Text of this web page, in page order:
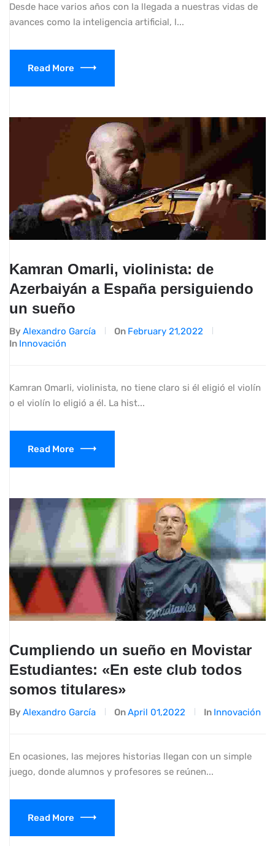
Desde hace varios años con la llegada a nuestras vidas de
avances como la inteligencia artificial, l...
Read More
Kamran Omarli, violinista: de
Azerbaiyán a España persiguiendo
un sueño
By Alexandro García On February 21,2022
In Innovación
Kamran Omarli, violinista, no tiene claro si él eligió el violín
o el violín lo eligió a él. La hist...
Read More
Cumpliendo un sueño en Movistar
Estudiantes: «En este club todos
somos titulares»
By Alexandro García OnApril 01,2022 In Innovación
En ocasiones, las mejores historias llegan con un simple
juego, donde alumnos y profesores se reúnen...
Read More